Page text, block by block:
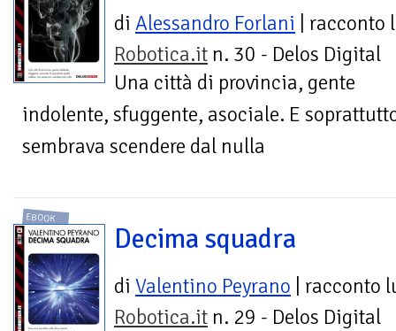
di Alessandro Forlani | racconto
Robotica.it n. 30 - Delos Digital
Una città di provincia, gente
indolente, sfuggente, asociale. E
sembrava scendere dal nulla
EBOOK
Decima squadra
di Valentino Peyrano | racconto
Robotica.it n. 29 - Delos Digital